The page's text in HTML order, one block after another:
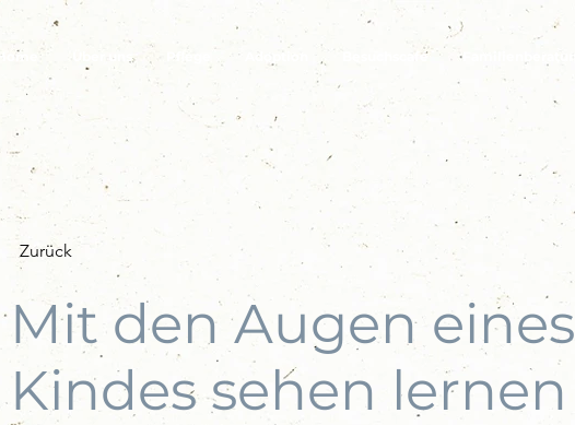
Home Über uns Pflege Adoption Besuchscafé
Mit den Augen eines
Kindes sehen lernen
Zurück